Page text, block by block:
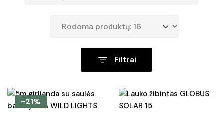
Filtrai
-21%